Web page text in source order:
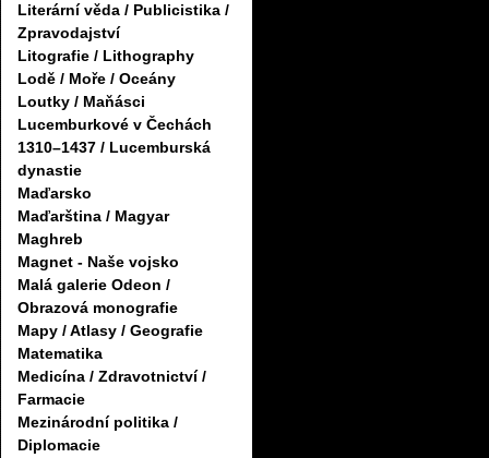
Literární věda / Publicistika /
Zpravodajství
Litografie / Lithography
Lodě / Moře / Oceány
Loutky / Maňásci
Lucemburkové v Čechách
1310–1437 / Lucemburská
dynastie
Maďarsko
Maďarština / Magyar
Maghreb
Magnet - Naše vojsko
Malá galerie Odeon /
Obrazová monografie
Mapy / Atlasy / Geografie
Matematika
Medicína / Zdravotnictví /
Farmacie
Mezinárodní politika /
Diplomacie